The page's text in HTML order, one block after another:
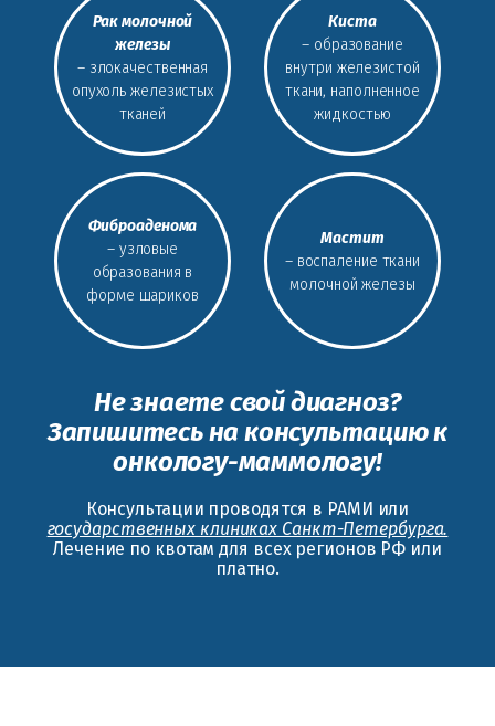
Рак молочной
железы
– злокачественная
опухоль железистых
тканей
Киста
– образование
внутри железистой
ткани, наполненное
жидкостью
Фиброаденома
– узловые
образования в
форме шариков
Мастит
– воспаление ткани
молочной железы
Не знаете свой диагноз?
Запишитесь на консультацию к
онкологу-маммологу!
Консультации проводятся в РАМИ или
государственных клиниках Санкт-Петербурга.
Лечение по квотам для всех регионов РФ или
платно.